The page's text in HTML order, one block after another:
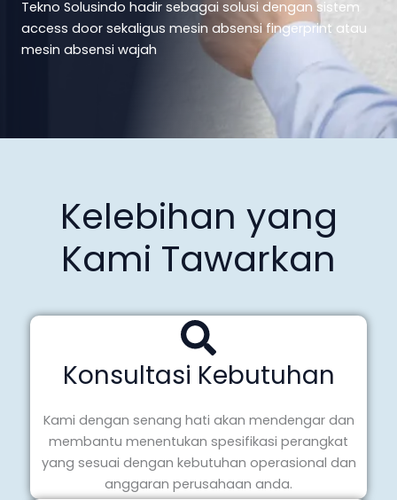
Tekno Solusindo hadir sebagai solusi dengan sistem
access door sekaligus mesin absensi fingerprint atau
mesin absensi wajah
Kelebihan yang
Kami Tawarkan
Konsultasi Kebutuhan
Kami dengan senang hati akan mendengar dan
membantu menentukan spesifikasi perangkat
yang sesuai dengan kebutuhan operasional dan
anggaran perusahaan anda.